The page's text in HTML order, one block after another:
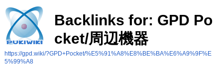
Backlinks for: GPD Po
cket/周辺機器
https://gpd.wiki/?GPD+Pocket/%E5%91%A8%E8%BE%BA%E6%A9%9F%E
5%99%A8